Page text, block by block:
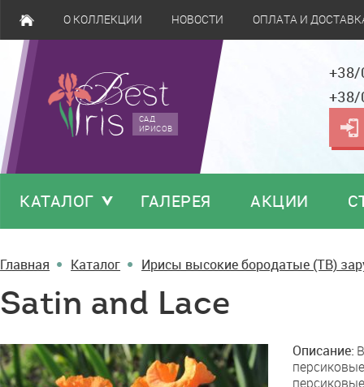
О КОЛЛЕКЦИИ НОВОСТИ ОПЛАТА И
САД
ИРИСОВ
КАТАЛОГ ГАЛЕРЕЯ АКЦИИ
Главная Каталог Ирисы высокие бородатые (TB)
Satin and Lace
Satin
and
Описание: